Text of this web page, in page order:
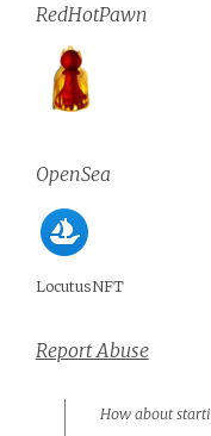
RedHotPawn
OpenSea
LocutusNFT
Report Abuse
How about